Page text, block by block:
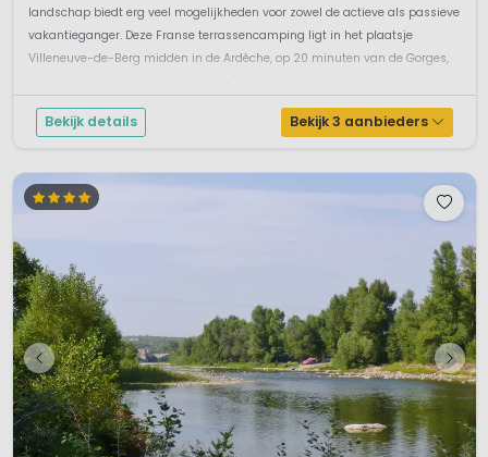
landschap biedt erg veel mogelijkheden voor zowel de actieve als passieve
vakantieganger. Deze Franse terrassencamping ligt in het plaatsje
Villeneuve-de-Berg midden in de Ardèche, op 20 minuten van de Gorges,
Bekijk details Bekijk 3 aanbieders